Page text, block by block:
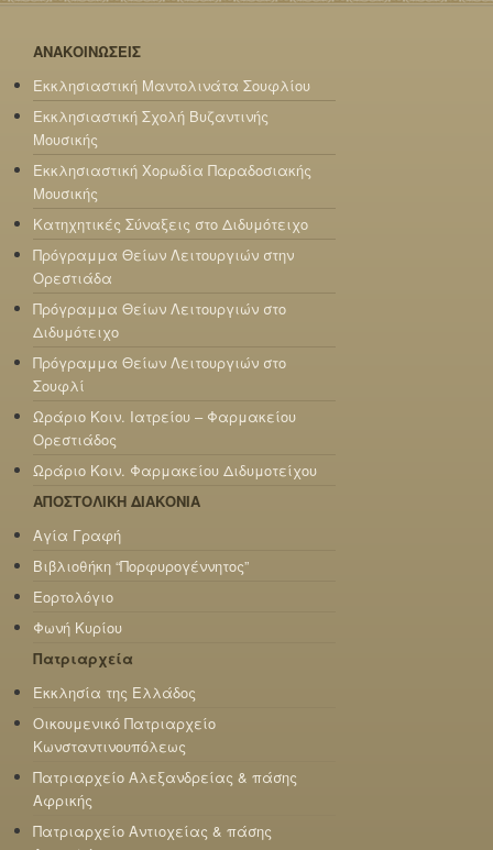
ΑΝΑΚΟΙΝΩΣΕΙΣ
Εκκλησιαστική Μαντολινάτα Σουφλίου
Εκκλησιαστική Σχολή Βυζαντινής
Μουσικής
Εκκλησιαστική Χορωδία Παραδοσιακής
Μουσικής
Κατηχητικές Σύναξεις στο Διδυμότειχο
Πρόγραμμα Θείων Λειτουργιών στην
Ορεστιάδα
Πρόγραμμα Θείων Λειτουργιών στο
Διδυμότειχο
Πρόγραμμα Θείων Λειτουργιών στο
Σουφλί
Ωράριο Κοιν. Ιατρείου – Φαρμακείου
Ορεστιάδος
Ωράριο Κοιν. Φαρμακείου Διδυμοτείχου
ΑΠΟΣΤΟΛΙΚΗ ΔΙΑΚΟΝΙΑ
Αγία Γραφή
Βιβλιοθήκη “Πορφυρογέννητος”
Εορτολόγιο
Φωνή Κυρίου
Πατριαρχεία
Εκκλησία της Ελλάδος
Οικουμενικό Πατριαρχείο
Κωνσταντινουπόλεως
Πατριαρχείο Αλεξανδρείας & πάσης
Αφρικής
Πατριαρχείο Αντιοχείας & πάσης